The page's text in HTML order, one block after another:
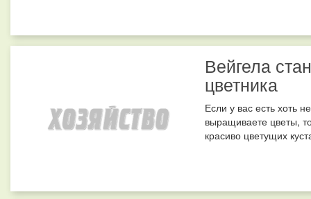
Вейгела
цветника
Если у вас есть хоть
выращиваете цветы,
красиво цветущих